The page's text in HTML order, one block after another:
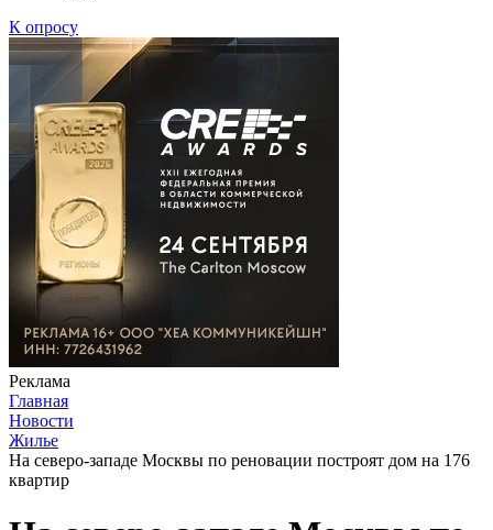
К опросу
Реклама
Главная
Новости
Жилье
На северо-западе Москвы по реновации построят дом на 176
квартир